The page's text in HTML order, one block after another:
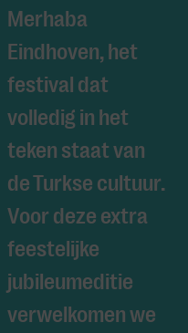
Merhaba
Eindhoven, het
festival dat
volledig in het
teken staat van
de Turkse cultuur.
Voor deze extra
feestelijke
jubileumeditie
verwelkomen we